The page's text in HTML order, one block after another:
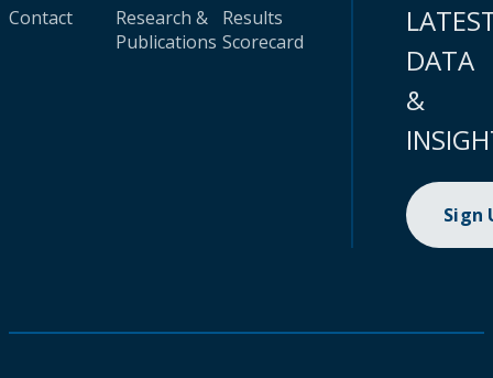
Contact
Research &
Publications
Results
Scorecard
DATA
&
Sign